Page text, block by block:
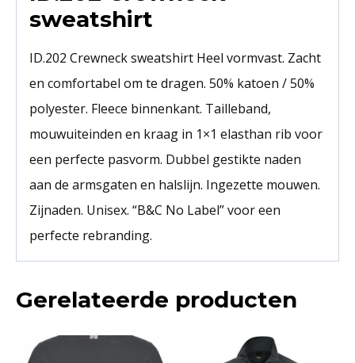
sweatshirt
ID.202 Crewneck sweatshirt Heel vormvast. Zacht
en comfortabel om te dragen. 50% katoen / 50%
polyester. Fleece binnenkant. Tailleband,
mouwuiteinden en kraag in 1×1 elasthan rib voor
een perfecte pasvorm. Dubbel gestikte naden
aan de armsgaten en halslijn. Ingezette mouwen.
Zijnaden. Unisex. “B&C No Label” voor een
perfecte rebranding.
Gerelateerde producten